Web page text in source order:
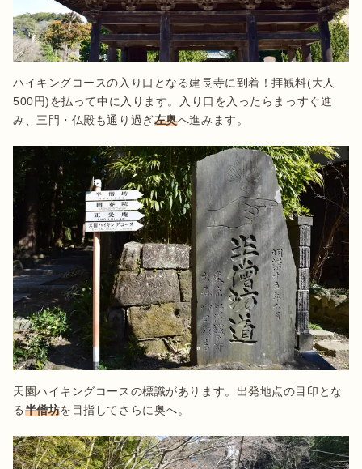
ハイキングコースの入り口となる建長寺に到着！拝観料(大人
500円)を払って中に入ります。入り口を入ったらまっすぐ進
み、三門・仏殿も通り過ぎ左奥へ進みます。
天園ハイキングコースの標識があります。出発地点の目印とな
る半僧坊を目指してさらに奥へ。